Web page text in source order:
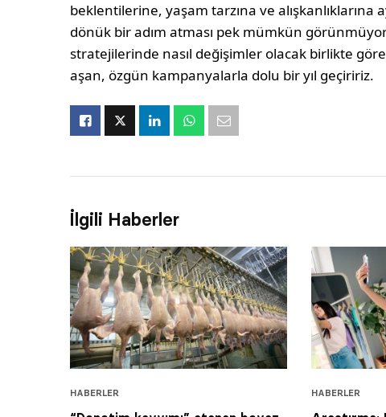
beklentilerine, yaşam tarzına ve alışkanlıklarına
dönük bir adım atması pek mümkün
stratejilerinde nasıl değişimler olacak birlikte
aşan, özgün kampanyalarla dolu bir yıl geçiririz.
İlgili Haberler
HABERLER HABERLER